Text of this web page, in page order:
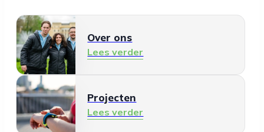
Over ons
Lees verder
Projecten
Lees verder